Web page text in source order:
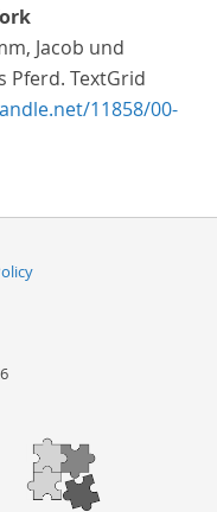
Jacob und
Pferd. TextGrid
11858/00-